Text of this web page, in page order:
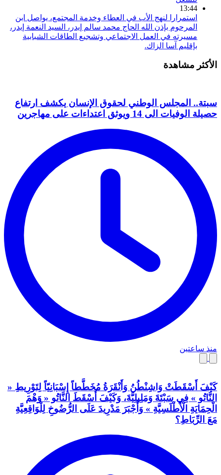
13:44
استمرارا لنهج الأب في العطاء وخدمة المجتمع، يواصل ابن
المرحوم بإذن الله الحاج محمد سالم إيدر، السيد النعمة إيدر،
مسيرته في العمل الاجتماعي وتشجيع الطاقات الشبابية
بإقليم آسا الزاك.
الأكثر مشاهدة
سبتة.. المجلس الوطني لحقوق الإنسان يكشف ارتفاع
حصيلة الوفيات الى 14 ويوثق اعتداءات على مهاجرين
منذ ساعتين
كَيْفَ أَسْقَطَتْ وَاشِنْطُنُ وَأَنْقَرَةُ مُخَطَّطاً إِسْبَانِيّاً لِتَوْرِيطِ «
النَّاتُو » فِي سَبْتَةَ وَمَلِيلِيَّةَ، وَكَيْفَ أَسْقَطَ النَّاتُو « وَهْمَ
الْحِمَايَةِ الْأَطْلَسِيَّةِ » وَأَجْبَرَ مَدْرِيدَ عَلَى الرُّضُوخِ لِلْوَاقِعِيَّةِ
مَعَ الرِّبَاطِ؟